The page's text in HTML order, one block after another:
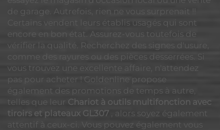
de garage. Autrefois, rien ne vous surprenait !!
Certains vendent leurs établis usagés qui sont
encore en bon état. Assurez-vous toutefois de
vérifier la qualité. Recherchez des signes d'usure,
comme des rayures ou des pièces desserrées. Si
vous trouvez une excellente affaire, n'attendez
pas pour acheter ! Goldenline propose
également des promotions de temps à autre,
telles que leur Chariot à outils multifonction avec
tiroirs et plateaux GL307 , alors soyez également
attentif à ceux-ci. Vous pouvez également vous